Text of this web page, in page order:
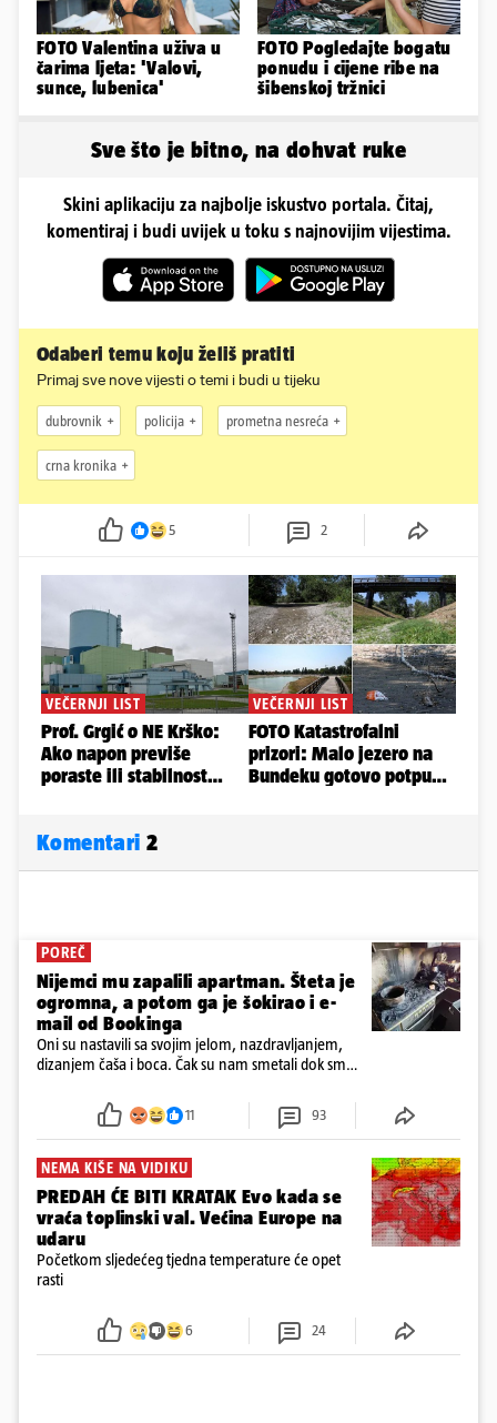
FOTO Valentina uživa u
čarima ljeta: 'Valovi,
sunce, lubenica'
FOTO Pogledajte bogatu
ponudu i cijene ribe na
šibenskoj tržnici
Sve što je bitno, na dohvat ruke
Skini aplikaciju za najbolje iskustvo portala. Čitaj,
komentiraj i budi uvijek u toku s najnovijim vijestima.
Odaberi temu koju želiš pratiti
Primaj sve nove vijesti o temi i budi u tijeku
dubrovnik policija prometna nesreća
crna kronika
5 2
Komentari 2
POREČ
Nijemci mu zapalili apartman. Šteta je
ogromna, a potom ga je šokirao i e-
mail od Bookinga
Oni su nastavili sa svojim jelom, nazdravljanjem,
dizanjem čaša i boca. Čak su nam smetali dok smo
požar, rekao je vlasnik
11 93
NEMA KIŠE NA VIDIKU
PREDAH ĆE BITI KRATAK Evo kada se
vraća toplinski val. Većina Europe na
udaru
Početkom sljedećeg tjedna temperature će opet
rasti
6 24